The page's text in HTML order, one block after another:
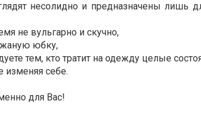
несолидно и предназначены лишь
не вульгарно и скучно,
юбку,
тем, кто тратит на одежду целые
изменяя себе.
для Вас!